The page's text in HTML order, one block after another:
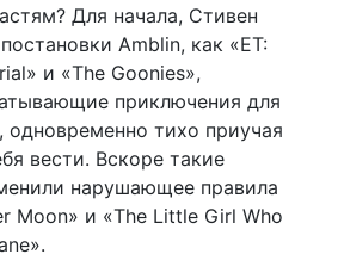
Для начала, Стивен
Amblin, как «ET:
и «The Goonies»,
приключения для
тихо приучая
вести. Вскоре такие
нарушающее правила
Moon» и «The Little Girl Who